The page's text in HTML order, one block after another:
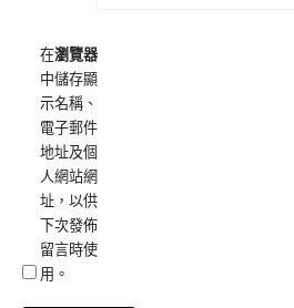
在瀏覽器
中儲存顯
示名稱、
電子郵件
地址及個
人網站網
址，以供
下次發佈
留言時使
用。